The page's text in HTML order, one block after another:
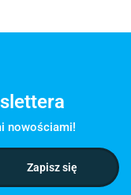
nowościami!